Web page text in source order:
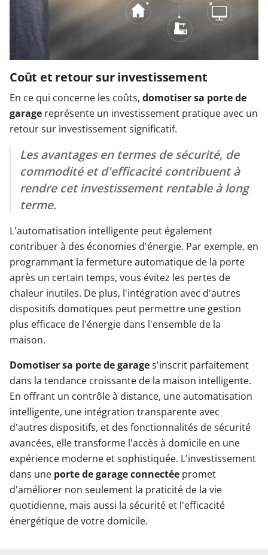
Coût et retour sur investissement
En ce qui concerne les coûts, domotiser sa porte de
garage représente un investissement pratique avec un
retour sur investissement significatif.
Les avantages en termes de sécurité, de
commodité et d'efficacité contribuent à
rendre cet investissement rentable à long
terme.
L'automatisation intelligente peut également
contribuer à des économies d'énergie. Par exemple, en
programmant la fermeture automatique de la porte
après un certain temps, vous évitez les pertes de
chaleur inutiles. De plus, l'intégration avec d'autres
dispositifs domotiques peut permettre une gestion
plus efficace de l'énergie dans l'ensemble de la
maison.
Domotiser sa porte de garages'inscrit parfaitement
dans la tendance croissante de la maison intelligente.
En offrant un contrôle à distance, une automatisation
intelligente, une intégration transparente avec
d'autres dispositifs, et des fonctionnalités de sécurité
avancées, elle transforme l'accès à domicile en une
expérience moderne et sophistiquée. L'investissement
dans une porte de garage connectée promet
d'améliorer non seulement la praticité de la vie
quotidienne, mais aussi la sécurité et l'efficacité
énergétique de votre domicile.